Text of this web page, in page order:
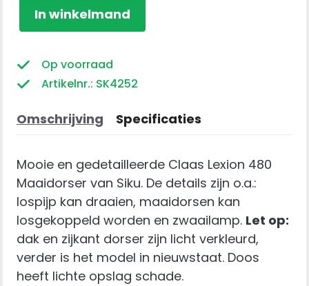
Lexion
Maaidorser
aantal
In winkelmand
Op voorraad
Artikelnr.: SK4252
Omschrijving Specificaties
Mooie en gedetailleerde Claas Lexion 480
Maaidorser van Siku. De details zijn o.a.:
lospijp kan draaien, maaidorsen kan
losgekoppeld worden en zwaailamp. Let op:
dak en zijkant dorser zijn licht verkleurd,
verder is het model in nieuwstaat. Doos
heeft lichte opslag schade.